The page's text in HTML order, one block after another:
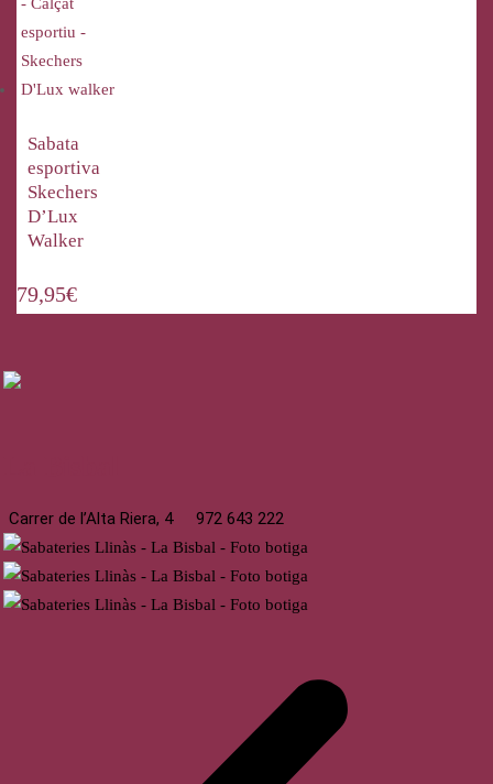
Sabata
esportiva
Skechers
D’Lux
Walker
79,95€
Carrer de l’Alta Riera, 4 972 643 222